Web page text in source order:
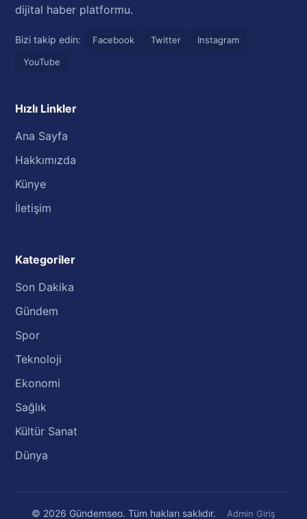
dijital haber platformu.
Bizi takip edin: Facebook Twitter
Instagram
YouTube
Hızlı Linkler
Ana Sayfa
Hakkımızda
Künye
İletişim
Kategoriler
Son Dakika
Gündem
Spor
Teknoloji
Ekonomi
Sağlık
Kültür Sanat
Dünya
© 2026 Gündemseo. Tüm hakları saklıdır. Admin Giriş